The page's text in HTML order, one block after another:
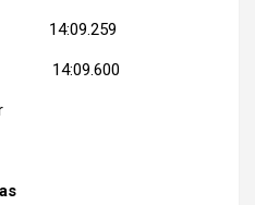
14:09.259
14:09.600